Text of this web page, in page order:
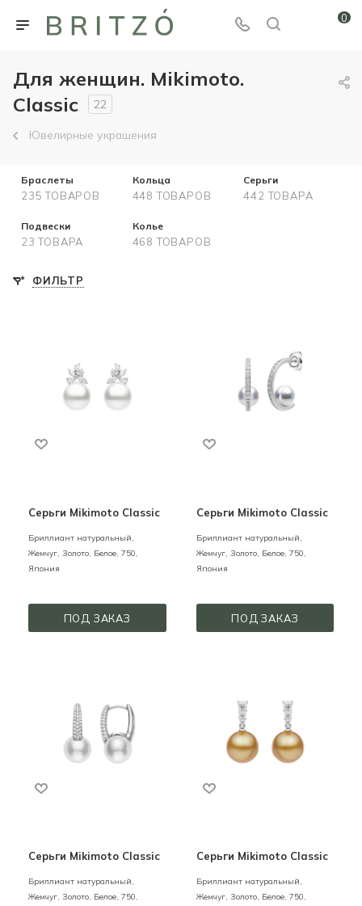
0
Для женщин. Mikimoto.
Classic
22
Ювелирные украшения
Браслеты
235 ТОВАРОВ
Кольца
448 ТОВАРОВ
Серьги
442 ТОВАРА
Подвески
23 ТОВАРА
Колье
468 ТОВАРОВ
ФИЛЬТР
Серьги Mikimoto Classic
Бриллиант натуральный,
Жемчуг, Золото, Белое, 750,
Япония
ПОД ЗАКАЗ
Серьги Mikimoto Classic
Бриллиант натуральный,
Жемчуг, Золото, Белое, 750,
Япония
ПОД ЗАКАЗ
Серьги Mikimoto Classic
Бриллиант натуральный,
Жемчуг, Золото, Белое, 750,
Серьги Mikimoto Classic
Бриллиант натуральный,
Жемчуг, Золото, Белое, 750,